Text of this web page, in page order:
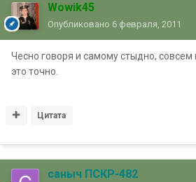
Wowik45
Опубликовано 6 февраля, 2011
Чесно говоря и самому стыдно,
это точно.
Цитата
саныч ПСКР-482